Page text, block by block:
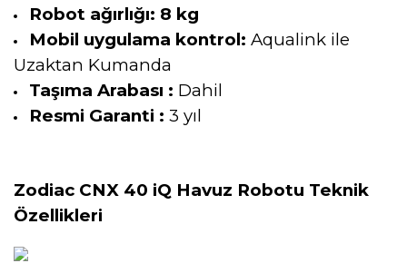
Robot ağırlığı: 8 kg
Mobil uygulama kontrol: Aqualink ile
Uzaktan Kumanda
Taşıma Arabası : Dahil
Resmi Garanti : 3 yıl
Zodiac CNX 40 iQ Havuz Robotu Teknik
Özellikleri